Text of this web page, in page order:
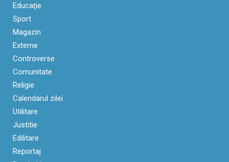
Educaţie
Sport
Magazin
Externe
Controverse
Comunitate
Religie
Calendarul zilei
Utilitare
Justitie
Edilitare
Reportaj